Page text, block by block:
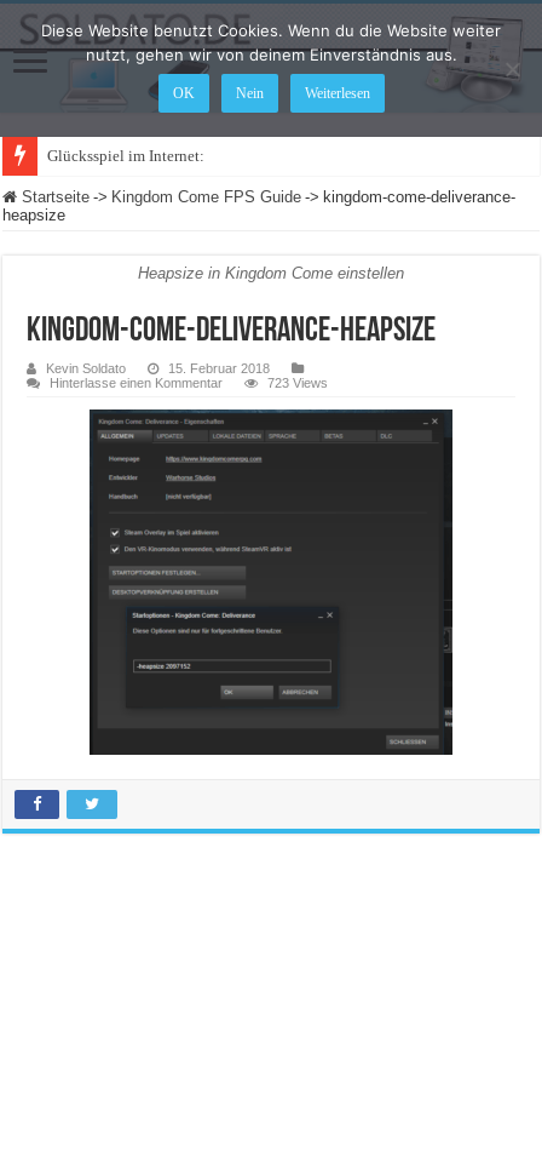
Glücksspiel im Internet: Was ändert
Startseite -> Kingdom Come FPS Guide -> kingdom-come-deliverance-
heapsize
Heapsize in Kingdom Come einstellen
kingdom-come-deliverance-heapsize
Kevin Soldato
15. Februar 2018
Hinterlasse einen Kommentar
723 Views
Diese Website benutzt Cookies. Wenn du die Website weiter
nutzt, gehen wir von deinem Einverständnis aus.
OK Nein Weiterlesen